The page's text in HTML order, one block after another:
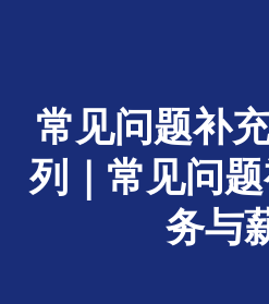
常见问题补
列｜常见问
务与